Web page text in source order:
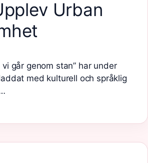
Urban
går genom stan” har under
med kulturell och språklig